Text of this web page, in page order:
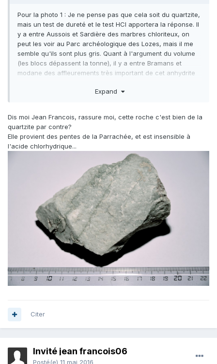
Pour la photo 1 : Je ne pense pas que cela soit du quartzite,
mais un test de dureté et le test HCl apportera la réponse. Il
y a entre Aussois et Sardière des marbres chloriteux, on
peut les voir au Parc archéologique des Lozes, mais il me
semble qu'ils sont plus gris. Quant à l'argument du volume
(les blocs dépassent la tonne), il y a entre Bramans et
modane des affleurements très important de cet anhydrite
remontant le vallon d'ambin, non loin de Braman.
Expand
Dis moi Jean Francois, rassure moi, cette roche c'est bien de la
quartzite par contre?
Elle provient des pentes de la Parrachée, et est insensible à
l'acide chlorhydrique...
Citer
Invité jean francois06
Posté(e) 11 mai 2016